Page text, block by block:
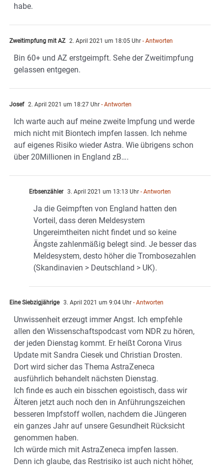
habe.
Zweitimpfung mit AZ 2. April 2021 um 18:05 Uhr - Antworten
Bin 60+ und AZ erstgeimpft. Sehe der Zweitimpfung
gelassen entgegen.
Josef 2. April 2021 um 18:27 Uhr - Antworten
Ich warte auch auf meine zweite Impfung und werde
mich nicht mit Biontech impfen lassen. Ich nehme
auf eigenes Risiko wieder Astra. Wie übrigens schon
über 20Millionen in England zB….
Erbsenzähler 3. April 2021 um 13:13 Uhr - Antworten
Ja die Geimpften von England hatten den
Vorteil, dass deren Meldesystem
Ungereimtheiten nicht findet und so keine
Ängste zahlenmäßig belegt sind. Je besser das
Meldesystem, desto höher die Trombosezahlen
(Skandinavien > Deutschland > UK).
Eine Siebzigjährige 3. April 2021 um 9:04 Uhr - Antworten
Unwissenheit erzeugt immer Angst. Ich empfehle
allen den Wissenschaftspodcast vom NDR zu hören,
der jeden Dienstag kommt. Er heißt Corona Virus
Update mit Sandra Ciesek und Christian Drosten.
Dort wird sicher das Thema AstraZeneca
ausführlich behandelt nächsten Dienstag.
Ich finde es auch ein bisschen egoistisch, dass wir
Älteren jetzt auch noch den in Anführungszeichen
besseren Impfstoff wollen, nachdem die Jüngeren
ein ganzes Jahr auf unsere Gesundheit Rücksicht
genommen haben.
Ich würde mich mit AstraZeneca impfen lassen.
Denn ich glaube, das Restrisiko ist auch nicht höher,